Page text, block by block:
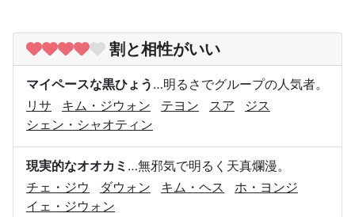
割と相性がいい
マイペースな黒ひょう …明るさでグループの人気者。
リサ
キム・ジウォン テヨン スア
ジス
シェン・シャオティン
現実的なオオカミ …無邪気で明るく天真爛漫。
チェ・ジウ
ダウォン キム・ヘス
ホ・ヨンジ
イェ・ジウォン